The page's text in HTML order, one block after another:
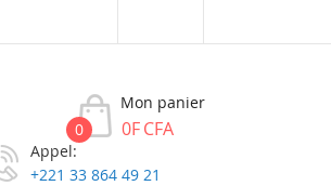
Mon panier
0F CFA
0
Appel:
+221 33 864 49 21